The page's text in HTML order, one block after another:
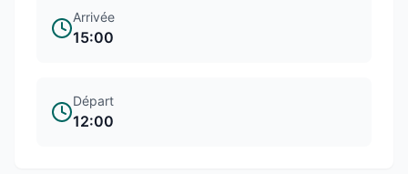
Arrivée
15:00
Départ
12:00